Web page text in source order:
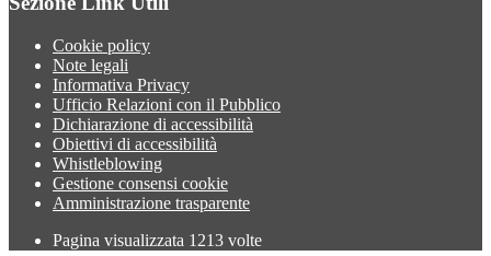
Cookie policy
Note legali
Informativa Privacy
Ufficio Relazioni con il Pubblico
Dichiarazione di accessibilità
Obiettivi di accessibilità
Whistleblowing
Gestione consensi cookie
Amministrazione trasparente
Pagina visualizzata 1213 volte